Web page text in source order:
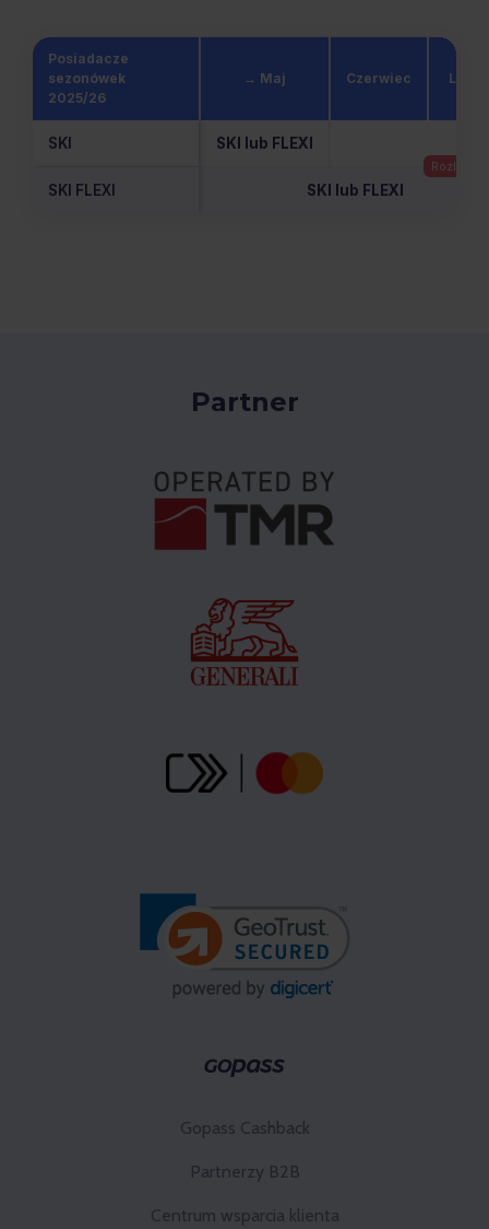
Posiadacze
sezonówek
2025/26
→ Maj Czerwiec
SKI SKI lub FLEXI
SKI FLEXI SKI lub FLEXI
Partner
Gopass Cashback
Partnerzy B2B
Centrum wsparcia klienta